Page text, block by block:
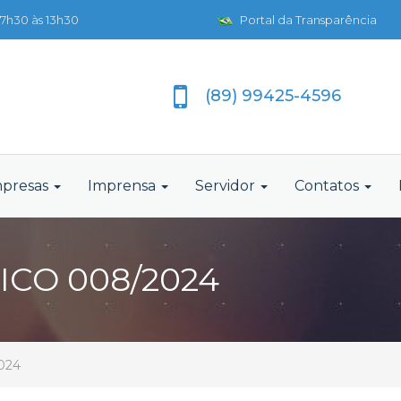
às 13h30 Portal da Transparência
(89) 99425-4596
Imprensa Servidor Contatos
008/2024